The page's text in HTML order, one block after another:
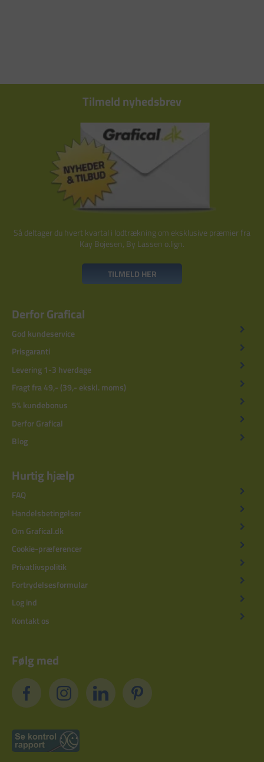
Tilmeld nyhedsbrev
Så deltager du hvert kvartal i lodtrækning om eksklusive præmier fra
Kay Bojesen, By Lassen o.lign.
TILMELD HER
Derfor Grafical
God kundeservice
Prisgaranti
Levering 1-3 hverdage
Fragt fra 49,- (39,- ekskl. moms)
5% kundebonus
Derfor Grafical
Blog
Hurtig hjælp
FAQ
Handelsbetingelser
Om Grafical.dk
Cookie-præferencer
Privatlivspolitik
Fortrydelsesformular
Log ind
Kontakt os
Følg med